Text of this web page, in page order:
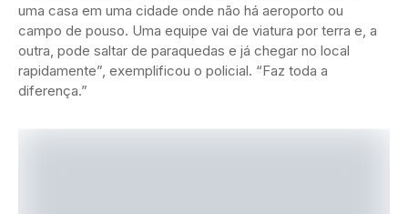
uma casa em uma cidade onde não há aeroporto ou
campo de pouso. Uma equipe vai de viatura por terra e, a
outra, pode saltar de paraquedas e já chegar no local
rapidamente”, exemplificou o policial. “Faz toda a
diferença.”